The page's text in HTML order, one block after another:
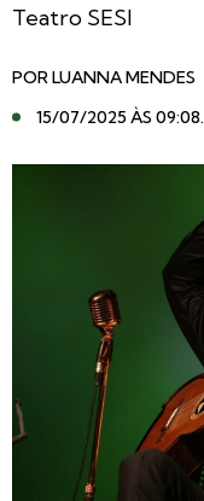
Teatro SESI
PORLUANNA MENDES
15/07/2025 ÀS 09:08.